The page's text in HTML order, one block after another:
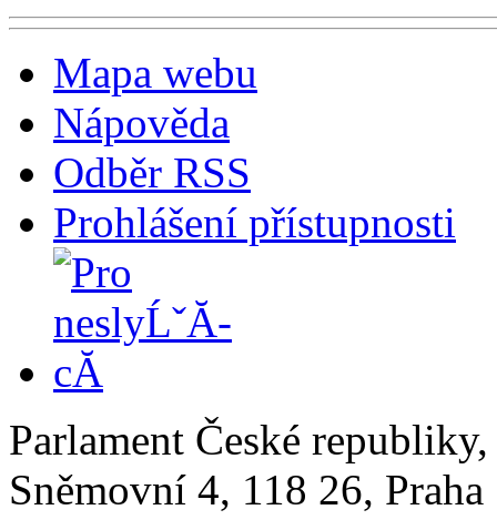
Mapa webu
Nápověda
Odběr RSS
Prohlášení přístupnosti
Parlament České
Sněmovní 4, 118 26,